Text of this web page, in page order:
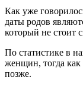
Как уже
даты родов
который не стоит
По статистике в
женщин, тогда
позже.